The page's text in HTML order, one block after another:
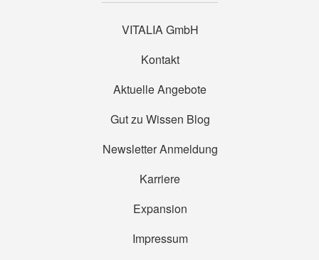
VITALIA GmbH
Kontakt
Aktuelle Angebote
Gut zu Wissen Blog
Newsletter Anmeldung
Karriere
Expansion
Impressum